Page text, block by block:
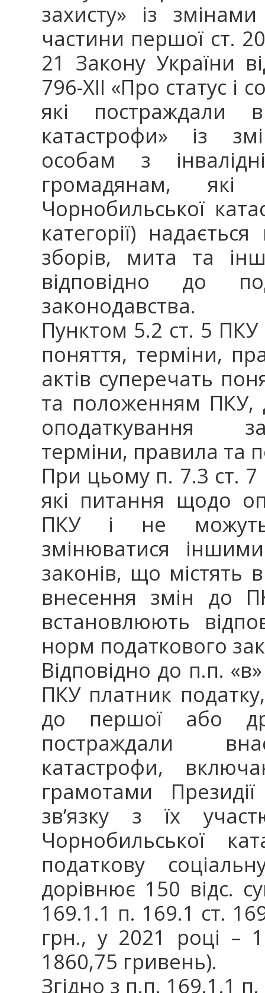
захисту» із
частини першої ст.
21 Закону України
796-ХІІ «Про статус і
які постраждали
катастрофи» із
особам з
громадянам, які
Чорнобильської
категорії)
зборів, мита та
відповідно до
законодавства.
Пунктом 5.2 ст. 5
поняття, терміни,
актів суперечать
та положенням ПКУ,
оподаткування
терміни, правила та
При цьому п. 7.3 ст.
які питання щодо
ПКУ і не можуть
змінюватися
законів, що
внесення змін до
встановлюють
норм податкового
Відповідно до п.п.
ПКУ платник
до першої або
постраждали
катастрофи,
грамотами
зв’язку з їх
Чорнобильської
податкову
дорівнює 150 відс.
169.1.1 п. 169.1 ст.
грн., у 2021 році –
1860,75 гривень).
Згідно з п.п. 169.1.1